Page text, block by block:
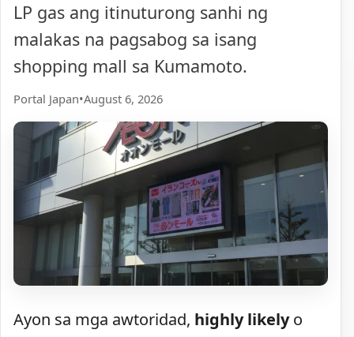
LP gas ang itinuturong sanhi ng
malakas na pagsabog sa isang
shopping mall sa Kumamoto.
Portal Japan•August 6, 2026
Ayon sa mga awtoridad, highly likelyo